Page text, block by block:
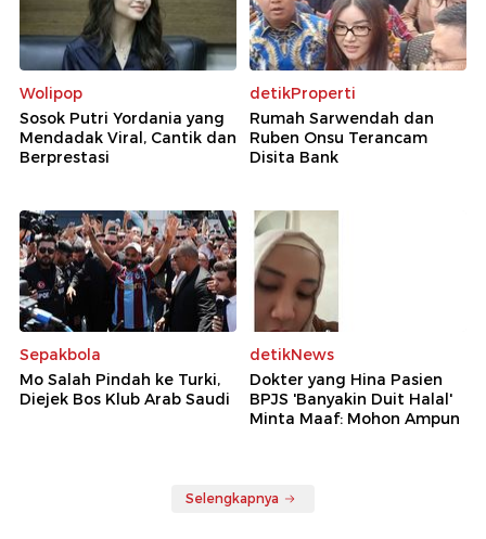
Wolipop
Sosok Putri Yordania yang
Mendadak Viral, Cantik dan
Berprestasi
detikProperti
Rumah Sarwendah dan
Ruben Onsu Terancam
Disita Bank
Sepakbola
Mo Salah Pindah ke Turki,
Diejek Bos Klub Arab Saudi
detikNews
Dokter yang Hina Pasien
BPJS 'Banyakin Duit Halal'
Minta Maaf: Mohon Ampun
Selengkapnya